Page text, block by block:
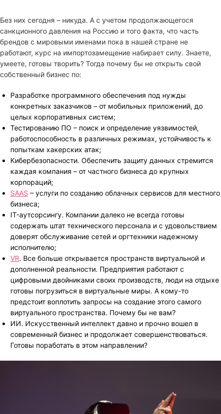
Без них сегодня – никуда. А с учетом продолжающегося
санкционного давления на Россию и того факта, что часть
брендов с мировыми именами пока в нашей стране не
работают, курс на импортозамещение набирает силу. Знаете,
умеете, готовы творить? Тогда почему бы не открыть свой
собственный бизнес по:
Разработке программного обеспечения под нужды
конкретных заказчиков – от мобильных приложений, до
целых корпоративных систем;
Тестированию ПО – поиск и определение уязвимостей,
работоспособность в различных режимах, устойчивость к
попыткам хакерских атак;
Кибербезопасности. Обеспечить защиту данных стремится
каждая компания – от частного бизнеса до крупных
корпораций;
SAAS – услуги по созданию облачных сервисов для местного
бизнеса;
IT-аутсорсингу. Компании далеко не всегда готовы
содержать штат технического персонала и с удовольствием
доверят обслуживание сетей и оргтехники надежному
исполнителю;
VR. Все больше открывается пространств виртуальной и
дополненной реальности. Предприятия работают с
цифровыми двойниками своих производств, люди на отдыхе
готовы погрузиться в виртуальные миры. А кому-то
предстоит воплотить запросы на создание этого самого
виртуального пространства. Почему бы не вам?
ИИ. Искусственный интеллект давно и прочно вошел в
современный бизнес и продолжает совершенствоваться.
Готовы поработать в этом направлении?